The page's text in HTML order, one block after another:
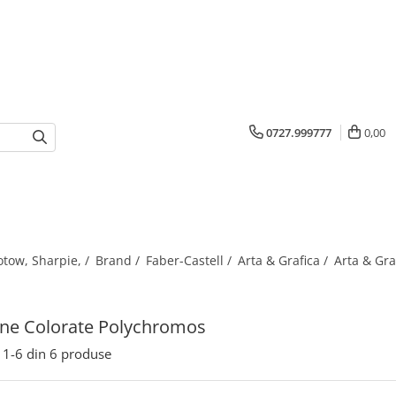
0727.999777 0,00
Sharpie, / Brand / Faber-Castell / Arta & Grafica / Arta &
Colorate Polychromos
1-6 din 6 produse